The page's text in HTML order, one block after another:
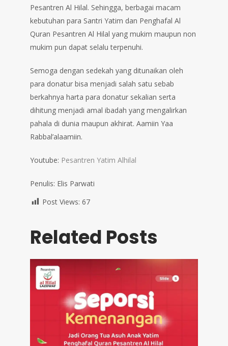
Pesantren Al Hilal. Sehingga, berbagai macam
kebutuhan para Santri Yatim dan Penghafal Al
Quran Pesantren Al Hilal yang mukim maupun non
mukim pun dapat selalu terpenuhi.
Semoga dengan sedekah yang ditunaikan oleh
para donatur bisa menjadi salah satu sebab
berkahnya harta para donatur sekalian serta
dihitung menjadi amal ibadah yang mengalirkan
pahala di dunia maupun akhirat. Aamiin Yaa
Rabbal’alaamiin.
Youtube: Pesantren Yatim Alhilal
Penulis: Elis Parwati
Post Views: 67
Related Posts